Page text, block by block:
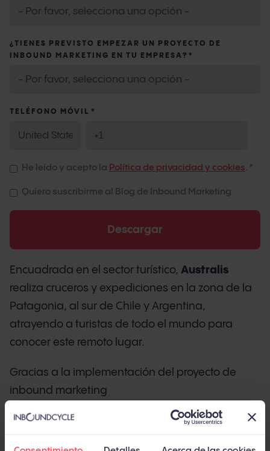
¿TIENES PREVISTO EMPEZAR UN PROYECTO DE
INBOUND MARKETING EN TU EMPRESA? *
TELÉFONO MÓVIL *
He leído y acepto la Política de privacidad y cookies *
Quiero suscribirme al Blog de Inbound Marketing
Encuadrada en el sector turístico, Australis
realiza cruceros y expediciones en la zona de la
Patagonia, al sur de Chile y Argentina,
atrayendo a turistas de todo el mundo para
conocer este remoto lugar.
Gracias a la implementación del proyecto de
inbound marketing
de la mano de InboundCycle, Australis ha
logrado mayor visibilidad, más alcance y un
nuevo público
, puesto que, hoy día, llegan a un